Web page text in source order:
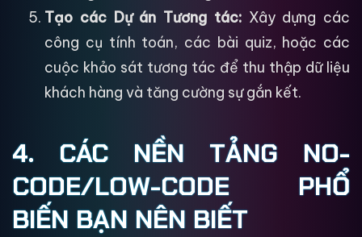
Tạo các Dự án Tương tác:Xây dựng các
công cụ tính toán, các bài quiz, hoặc các
cuộc khảo sát tương tác để thu thập dữ liệu
khách hàng và tăng cường sự gắn kết.
4. CÁC NỀN TẢNG NO-
CODE/LOW-CODE PHỔ
BIẾN BẠN NÊN BIẾT